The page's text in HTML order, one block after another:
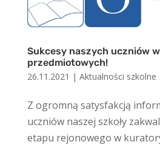
Sukcesy naszych uczniów
przedmiotowych!
26.11.2021 | Aktualności szkolne
Z ogromną satysfakcją
uczniów naszej szkoły
etapu rejonowego w